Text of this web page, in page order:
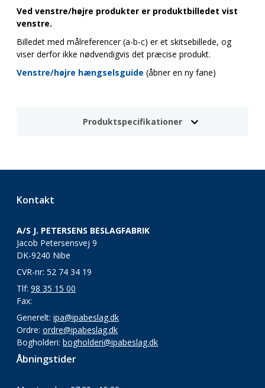
Ved venstre/højre produkter er produktbilledet vist
venstre.
Billedet med målreferencer (a-b-c) er et skitsebillede, og
viser derfor ikke nødvendigvis det præcise produkt.
Venstre/højre hængselsguide (åbner en ny fane)
Produktspecifikationer
Kontakt
A/S J. PETERSENS BESLAGFABRIK
Jacob Petersensvej 9
DK-9240 Nibe
CVR-nr: 52 74 34 19
Tlf: 98 35 15 00
Fax:
Generelt: ipa@ipabeslag.dk
Ordre: ordre@ipabeslag.dk
Bogholderi: bogholderi@ipabeslag.dk
Åbningstider